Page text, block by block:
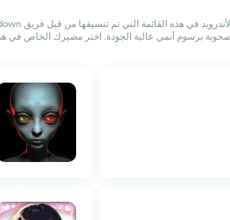
برسوم أنمي عالية الجودة. اختر مصيرك الخاص في